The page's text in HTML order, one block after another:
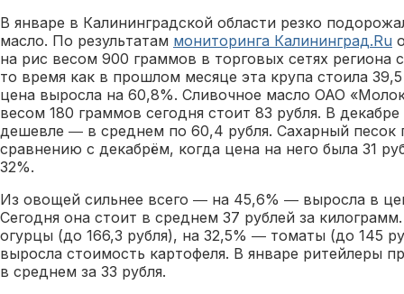
В январе в Калининградской области резко
масло. По результатам мониторинга Калининград.Ru
на рис весом 900 граммов в торговых сетях региона
то время как в прошлом месяце эта крупа стоила
цена выросла на 60,8%. Сливочное масло ОАО
весом 180 граммов сегодня стоит 83 рубля. В
дешевле ― в среднем по 60,4 рубля. Сахарный песок
сравнению с декабрём, когда цена на него была 31
32%.
Из овощей сильнее всего ― на 45,6% ― выросла в
Сегодня она стоит в среднем 37 рублей за
огурцы (до 166,3 рубля), на 32,5% ― томаты (до 145
выросла стоимость картофеля. В январе ритейлеры
в среднем за 33 рубля.